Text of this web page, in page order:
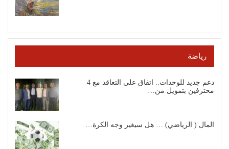
رياضة
دعم جديد للوحدات.. اتفاق على التعاقد مع 4
محترفين بتمويل من…
المال ( الرياضي) … هل سيغير وجه الكرة…